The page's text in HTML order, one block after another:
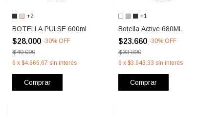
+2
BOTELLA PULSE 600ml
$28.000 -30% OFF
$40.000
6 x $4.666,67 sin interés
Comprar
+1
Botella Active 680ML
$23.660 -30% OFF
$33.800
6 x $3.943,33 sin interés
Comprar